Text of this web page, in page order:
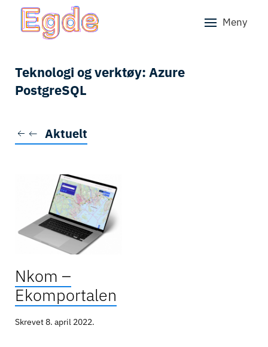
Skip to main content Meny
Teknologi og verktøy: Azure
PostgreSQL
Aktuelt
Nkom –
Ekomportalen
Skrevet8. april 2022.